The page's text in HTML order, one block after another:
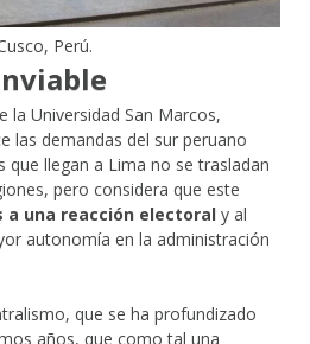
Perú.
la Universidad San Marcos,
las demandas del sur peruano
que llegan a Lima no se trasladan
pero considera que este
a una reacción electoral y al
autonomía en la administración
que se ha profundizado
años, que como tal una